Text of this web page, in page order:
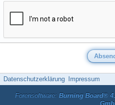
Datenschutzerklärung Impressum
Forensoftware: Burning Board®